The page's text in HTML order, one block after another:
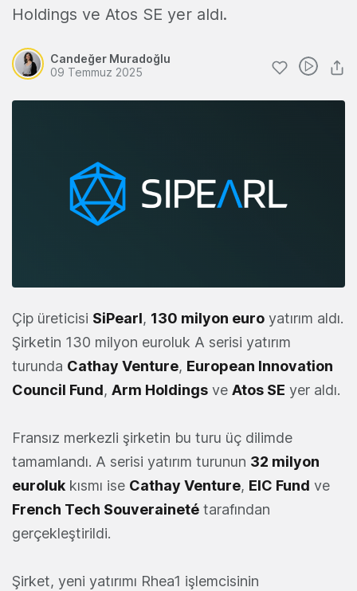
Holdings ve Atos SE yer aldı.
Candeğer Muradoğlu
09 Temmuz 2025
Çip üreticisi SiPearl, 130 milyon euro yatırım aldı.
Şirketin 130 milyon euroluk A serisi yatırım
turunda Cathay Venture, European Innovation
Council Fund, Arm Holdings ve Atos SE yer aldı.
Fransız merkezli şirketin bu turu üç dilimde
tamamlandı. A serisi yatırım turunun 32 milyon
euroluk kısmı ise Cathay Venture, EIC Fund ve
French Tech Souveraineté tarafından
gerçekleştirildi.
Şirket, yeni yatırımı Rhea1 işlemcisinin